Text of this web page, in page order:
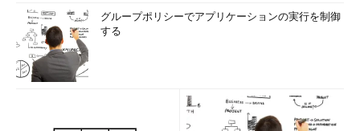
グループポリシーでアプリケーションの実行を制御
する